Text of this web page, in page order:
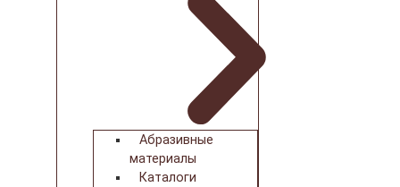
Абразивные
материалы
Каталоги